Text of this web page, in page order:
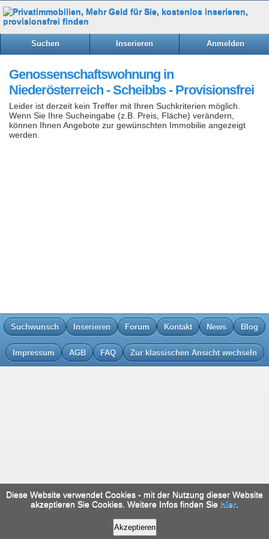
Suchen Inserieren Anmelden
Genossenschaftswohnung in
Niederösterreich - Scheibbs - Provisionsfrei
Leider ist derzeit kein Treffer mit Ihren Suchkriterien möglich.
Wenn Sie Ihre Sucheingabe (z.B. Preis, Fläche) verändern,
können Ihnen Angebote zur gewünschten Immobilie angezeigt
werden.
Suchwunsch Inserieren Forum Kontakt News Blog
Impressum AGB FAQ Zur klassischen Ansicht wechseln
Diese Website verwendet Cookies - mit der Nutzung dieser Website
akzeptieren Sie Cookies. Weitere Infos finden Sie hier.